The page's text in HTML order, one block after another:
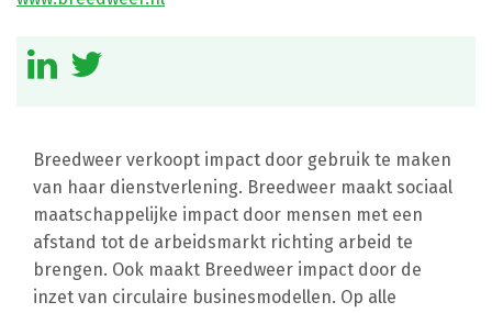
Breedweer verkoopt impact door gebruik te maken
van haar dienstverlening. Breedweer maakt sociaal
maatschappelijke impact door mensen met een
afstand tot de arbeidsmarkt richting arbeid te
brengen. Ook maakt Breedweer impact door de
inzet van circulaire businesmodellen. Op alle